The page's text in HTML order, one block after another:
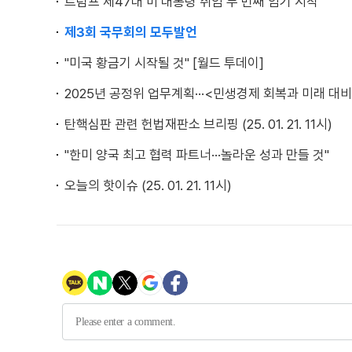
제3회 국무회의 모두발언
"미국 황금기 시작될 것" [월드 투데이]
2025년 공정위 업무계획···<민생경제 회복과 미래 대
탄핵심판 관련 헌법재판소 브리핑 (25. 01. 21. 11시)
"한미 양국 최고 협력 파트너···놀라운 성과 만들 것"
오늘의 핫이슈 (25. 01. 21. 11시)